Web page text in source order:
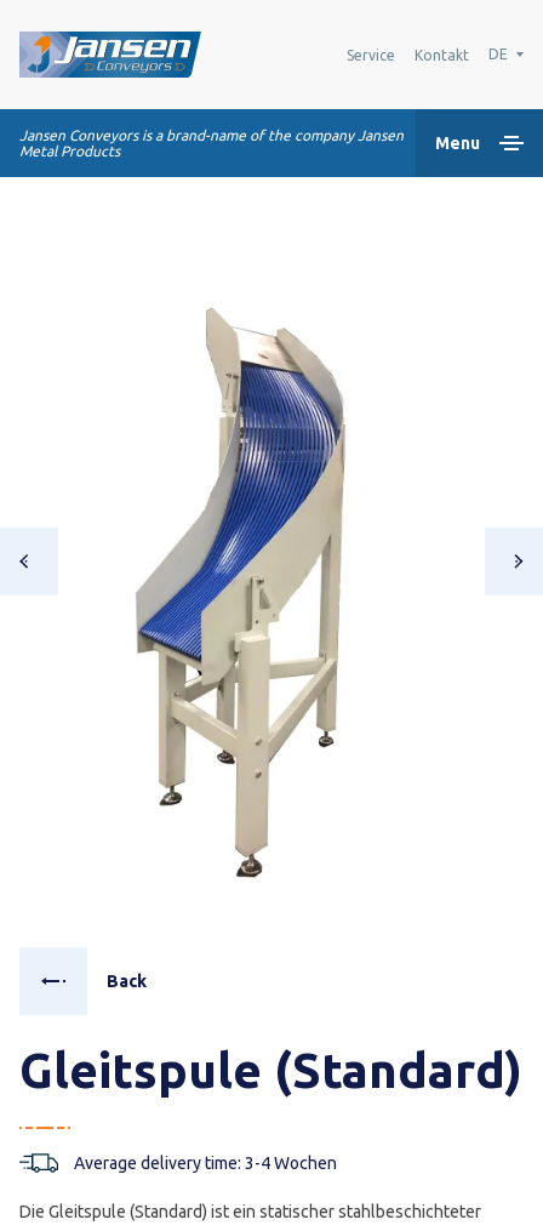
Service Kontakt DE
Jansen Conveyors is a brand-name of the company Jansen
Metal Products
Menu
Back
Gleitspule (Standard)
Average delivery time: 3-4 Wochen
Die Gleitspule (Standard) ist ein statischer stahlbeschichteter